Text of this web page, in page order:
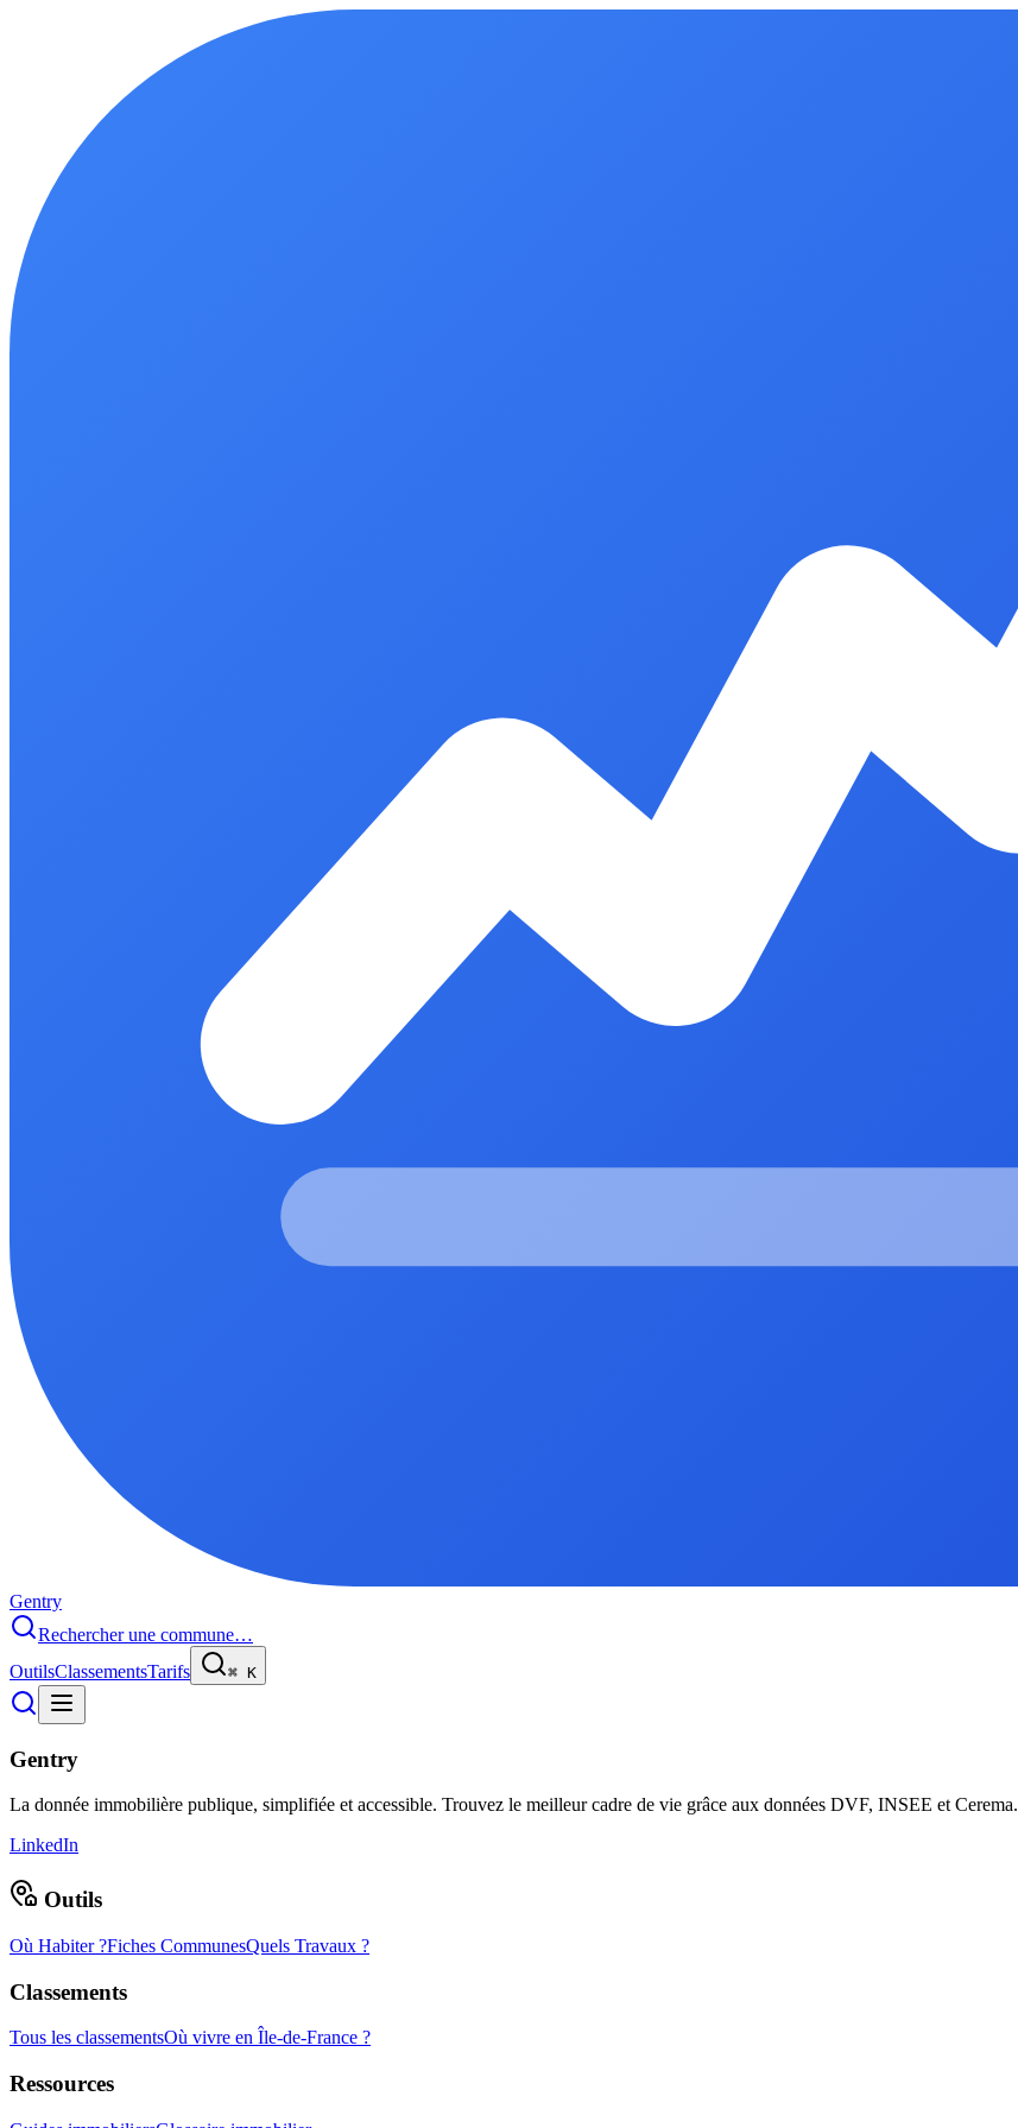
Gentry
Rechercher une commune…
OutilsClassementsTarifs ⌘ K
Gentry
La donnée immobilière publique, simplifiée et accessible. Trouvez le meilleur cadre de vie grâce aux données DVF, INSEE et Cerema.
LinkedIn
Outils
Où Habiter ?Fiches CommunesQuels Travaux ?
Classements
Tous les classementsOù vivre en Île-de-France ?
Ressources